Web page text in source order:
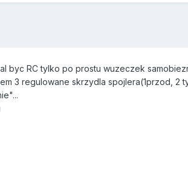
byc RC tylko po prostu wuzeczek
3 regulowane skrzydla spojlera(1przod, 2